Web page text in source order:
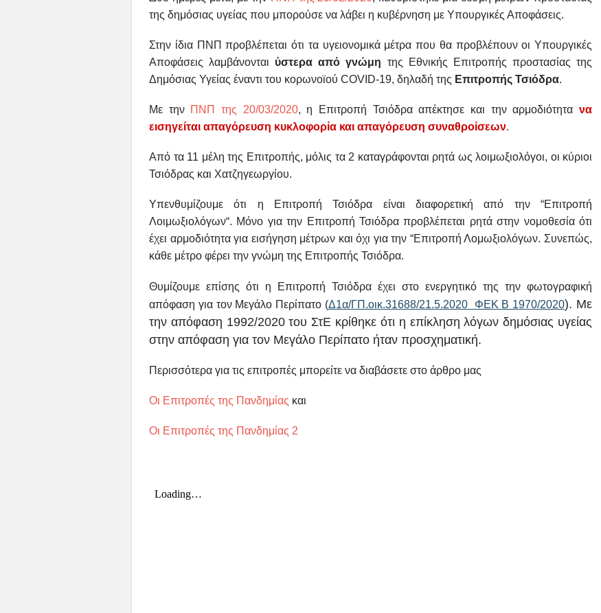
της δημόσιας υγείας που μπορούσε να λάβει η κυβέρνηση με Υπουργικές Αποφάσεις.
Στην ίδια ΠΝΠ προβλέπεται ότι τα υγειονομικά μέτρα που θα προβλέπουν οι Υπουργικές
Αποφάσεις λαμβάνονται ύστερα από γνώμη της Εθνικής Επιτροπής προστασίας της
Δημόσιας Υγείας έναντι του κορωνοϊού COVID-19, δηλαδή της Επιτροπής Τσιόδρα.
Με την ΠΝΠ της 20/03/2020, η Επιτροπή Τσιόδρα απέκτησε και την αρμοδιότητα να
εισηγείται απαγόρευση κυκλοφορία και απαγόρευση συναθροίσεων.
Από τα 11 μέλη της Επιτροπής, μόλις τα 2 καταγράφονται ρητά ως λοιμωξιολόγοι, οι κύριοι
Τσιόδρας και Χατζηγεωργίου.
Υπενθυμίζουμε ότι η Επιτροπή Τσιόδρα είναι διαφορετική από την “Επιτροπή
Λοιμωξιολόγων“. Μόνο για την Επιτροπή Τσιόδρα προβλέπεται ρητά στην νομοθεσία ότι
έχει αρμοδιότητα για εισήγηση μέτρων και όχι για την “Επιτροπή Λομωξιολόγων. Συνεπώς,
κάθε μέτρο φέρει την γνώμη της Επιτροπής Τσιόδρα.
Θυμίζουμε επίσης ότι η Επιτροπή Τσιόδρα έχει στο ενεργητικό της την φωτογραφική
απόφαση για τον Μεγάλο Περίπατο (Δ1α/ΓΠ.οικ.31688/21.5.2020 ΦΕΚ Β 1970/2020). Με
την απόφαση 1992/2020 του ΣτΕ κρίθηκε ότι η επίκληση λόγων δημόσιας υγείας
στην απόφαση για τον Μεγάλο Περίπατο ήταν προσχηματική.
Περισσότερα για τις επιτροπές μπορείτε να διαβάσετε στο άρθρο μας
Οι Επιτροπές της Πανδημίας και
Οι Επιτροπές της Πανδημίας 2